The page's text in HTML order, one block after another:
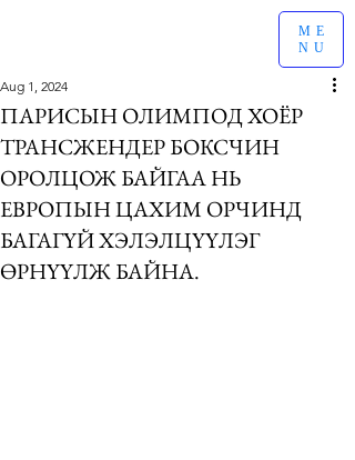
ME
NU
ПАРИСЫН ОЛИМПОД ХОЁР
ТРАНСЖЕНДЕР БОКСЧИН
ОРОЛЦОЖ БАЙГАА НЬ
ЕВРОПЫН ЦАХИМ ОРЧИНД
БАГАГҮЙ ХЭЛЭЛЦҮҮЛЭГ
ӨРНҮҮЛЖ БАЙНА.
Aug 1, 2024